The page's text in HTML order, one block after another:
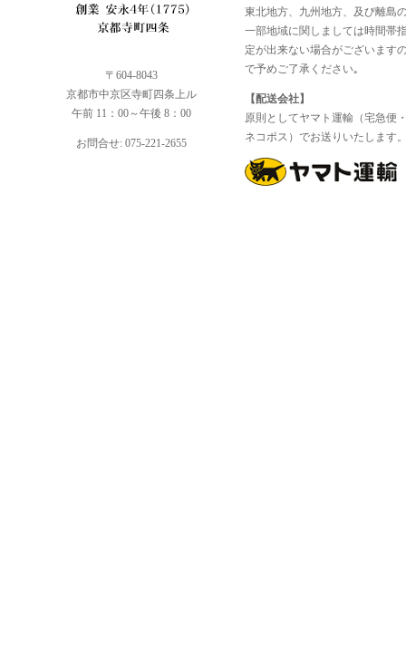
〒604-8043
京都市中京区寺町四条上ル
午前 11：00～午後 8：00
お問合せ: 075-221-2655
東北地方、九州地方、及び離島
一部地域に関しましては時間帯
定が出来ない場合がございます
で予めご了承ください｡
【配送会社】
原則としてヤマト運輸（宅急便
ネコポス）でお送りいたします